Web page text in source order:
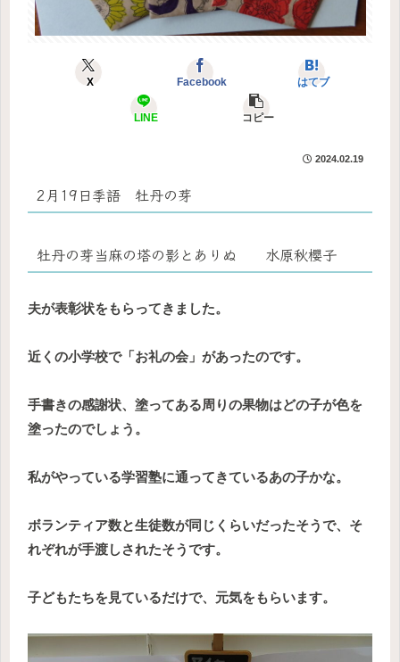
X Facebook はてブ
LINE コピー
2024.02.19
2月19日季語 牡丹の芽
牡丹の芽当麻の塔の影とありぬ 水原秋櫻子
夫が表彰状をもらってきました。
近くの小学校で「お礼の会」があったのです。
手書きの感謝状、塗ってある周りの果物はどの子が色を
塗ったのでしょう。
私がやっている学習塾に通ってきているあの子かな。
ボランティア数と生徒数が同じくらいだったそうで、そ
れぞれが手渡しされたそうです。
子どもたちを見ているだけで、元気をもらいます。